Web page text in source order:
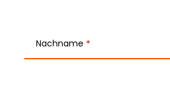
-
Nachname *